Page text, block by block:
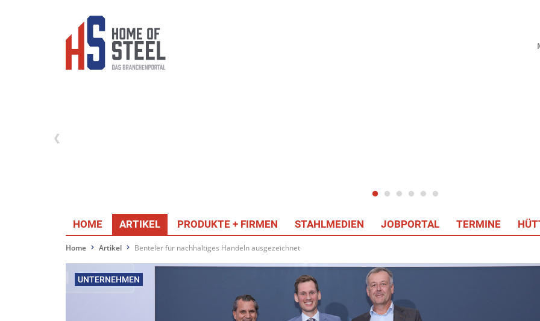
HOME ARTIKEL PRODUKTE + FIRMEN STAHLMEDIEN JOBPORTAL TERMINE
Home Artikel Benteler für nachhaltiges Handeln ausgezeichnet
UNTERNEHMEN